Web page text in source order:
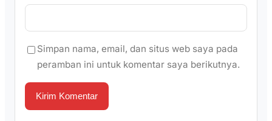
Simpan nama, email, dan situs web saya pada
peramban ini untuk komentar saya berikutnya.